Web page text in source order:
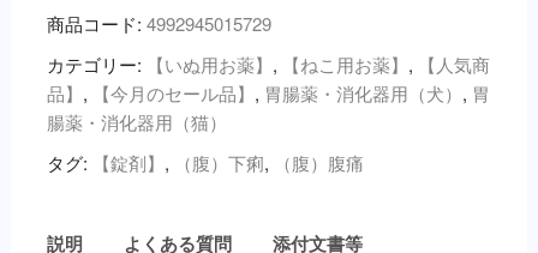
ー
錠
１
０
０
商品コード: 4992945015729
カテゴリー:
【いぬ用お薬】 , 【ねこ用お薬】 ,
【人気商
品】 , 【今月のセール品】 , 胃腸薬・消化器用（犬） , 胃
腸薬・消化器用（猫）
タグ:
【錠剤】 , （腹）下痢, （腹）腹痛
説明 よくある質問 添付文書等